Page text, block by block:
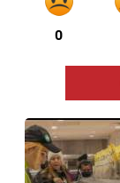
0